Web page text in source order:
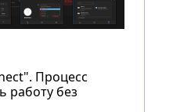
Процесс
работу без